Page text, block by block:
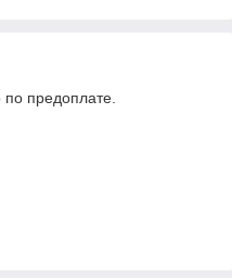
по предоплате.